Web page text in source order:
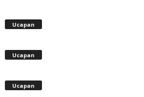
Ucapan
Ucapan
Ucapan